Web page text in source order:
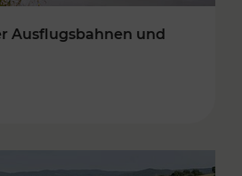
Ausflugsbahnen und